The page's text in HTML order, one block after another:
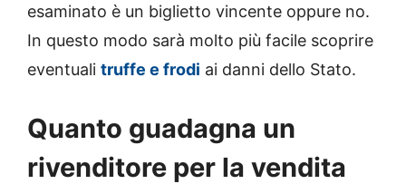
esaminato è un biglietto vincente oppure no.
In questo modo sarà molto più facile scoprire
eventuali truffe e frodi ai danni dello Stato.
Quanto guadagna un
rivenditore per la vendita